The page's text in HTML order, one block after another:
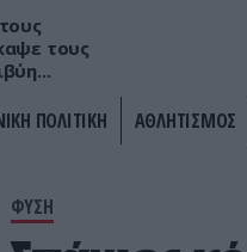
τους
ΠΟΛΙΤΙΚΗ ΑΘΛΗΤΙΣΜΟΣ
ΦΥΣΗ